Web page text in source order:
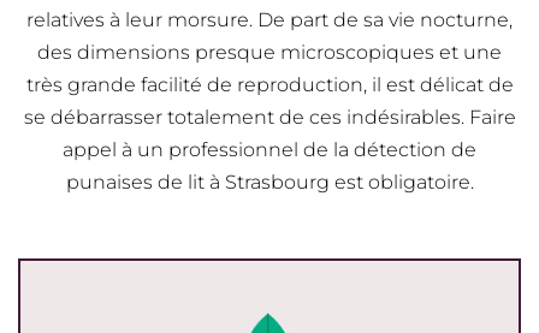
relatives à leur morsure. De part de sa vie nocturne,
des dimensions presque microscopiques et une
très grande facilité de reproduction, il est délicat de
se débarrasser totalement de ces indésirables. Faire
appel à un professionnel de la détection de
punaises de lit à Strasbourg est obligatoire.